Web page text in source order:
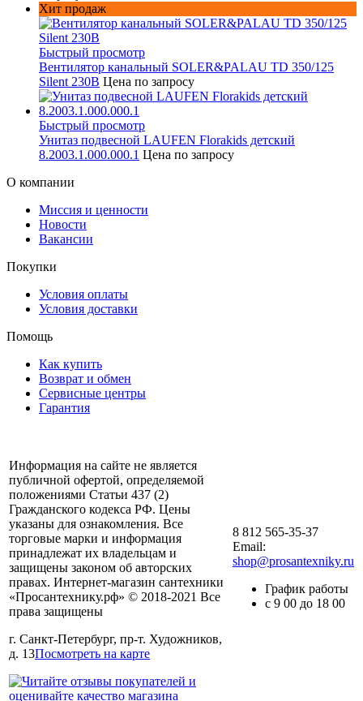
Хит продаж
Быстрый просмотр
Вентилятор канальный SOLER&PALAU TD 350/125
Silent 230В Цена по запросу
Быстрый просмотр
Унитаз подвесной LAUFEN Florakids детский
8.2003.1.000.000.1 Цена по запросу
О компании
Миссия и ценности
Новости
Вакансии
Покупки
Условия оплаты
Условия доставки
Помощь
Как купить
Возврат и обмен
Сервисные центры
Гарантия
Информация на сайте не является
публичной офертой, определяемой
положениями Статьи 437 (2)
Гражданского кодекса РФ. Цены
указаны для ознакомления. Все
торговые марки и информация
принадлежат их владельцам и
защищены законом об авторских
правах. Интернет-магазин сантехники
«Просантехнику.рф» © 2018-2021 Все
права защищены
г. Санкт-Петербург, пр-т. Художников,
д. 13Посмотреть на карте
8 812 565-35-37
Email:
shop@prosantexniky.ru
График работы
с 9 00 до 18 00